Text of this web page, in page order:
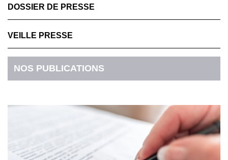
DOSSIER DE PRESSE
VEILLE PRESSE
NOS PUBLICATIONS